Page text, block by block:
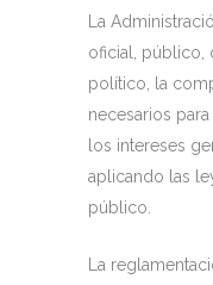
La
oficial, público,
político, la
necesarios
los intereses
aplicando las
público.
La